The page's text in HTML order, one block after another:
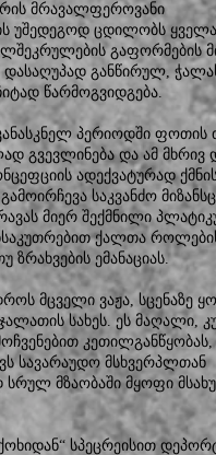
მრავალფეროვანი
უშედეგოდ ცდილობს
გაფორმების
განწირულ,
წარმოგვიდგება.
პერიოდში ფოთის
გვევლინება და ამ მხრივ
ადექვატურად
საკვანძო
მიერ შექმნილი
ქალთა
ზრახვების ემანაციას.
მცველი ვაჟა, სცენაზე
სახეს. ეს მაღალი,
კეთილგანწყობას,
სავარაუდო მსხვერპლთან
მზაობაში მყოფი
სპეცრეისით